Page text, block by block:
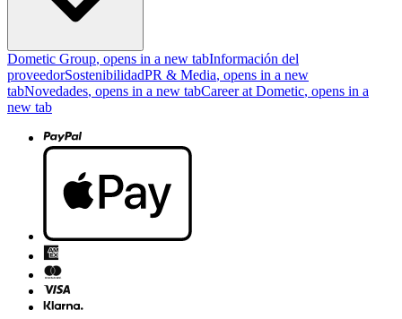
Dometic Group, opens in a new tabInformación del
proveedorSostenibilidadPR & Media, opens in a new
tabNovedades, opens in a new tabCareer at Dometic, opens in a
new tab